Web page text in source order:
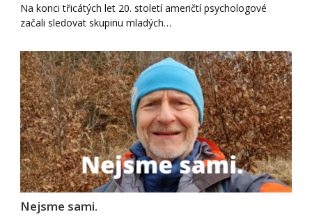
Na konci třicátých let 20. století američtí psychologové
začali sledovat skupinu mladých…
Nejsme sami.